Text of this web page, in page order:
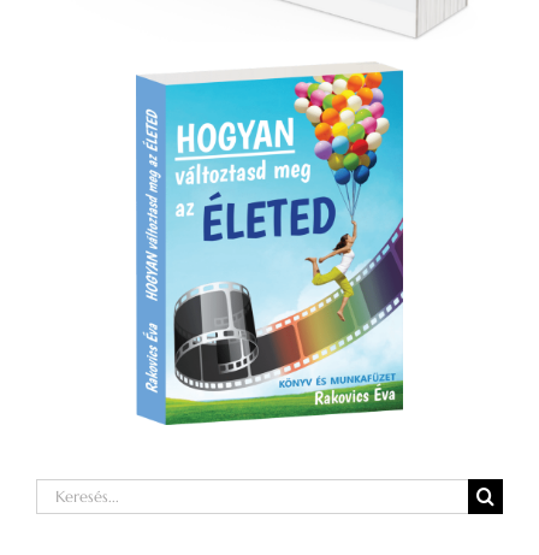
Keresés...